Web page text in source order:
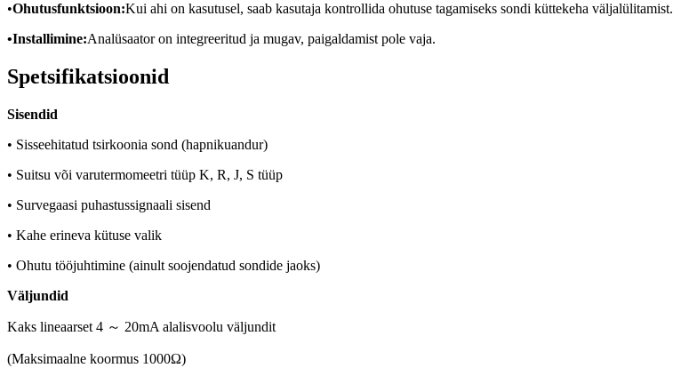
•Ohutusfunktsioon:Kui ahi on kasutusel, saab kasutaja kontrollida ohutuse tagamiseks sondi küttekeha väljalülitamist.
•Installimine:Analüsaator on integreeritud ja mugav, paigaldamist pole vaja.
Spetsifikatsioonid
Sisendid
• Sisseehitatud tsirkoonia sond (hapnikuandur)
• Suitsu või varutermomeetri tüüp K, R, J, S tüüp
• Survegaasi puhastussignaali sisend
• Kahe erineva kütuse valik
• Ohutu tööjuhtimine (ainult soojendatud sondide jaoks)
Väljundid
Kaks lineaarset 4 ～ 20mA alalisvoolu väljundit
(Maksimaalne koormus 1000Ω)